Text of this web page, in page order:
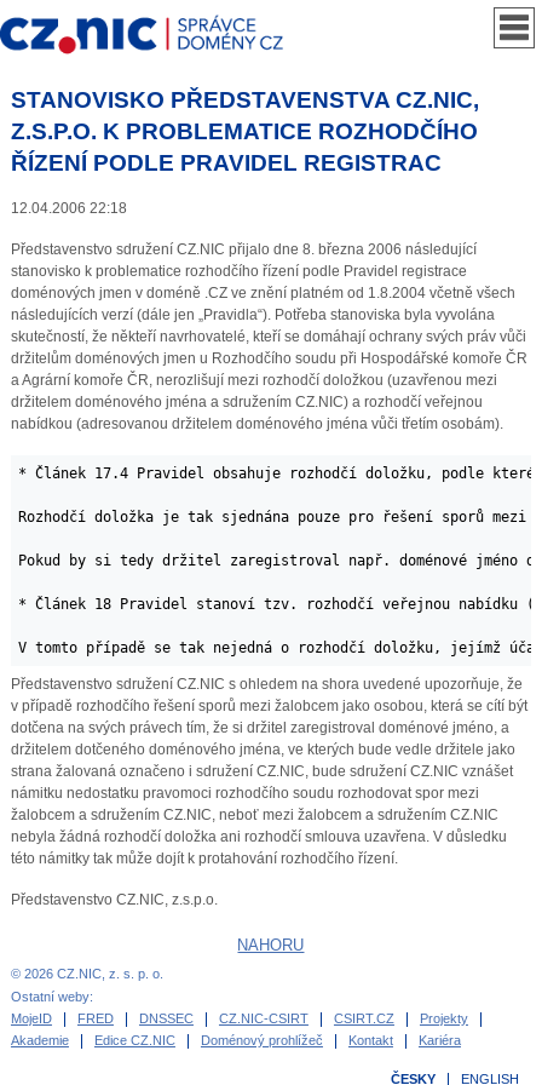
STANOVISKO PŘEDSTAVENSTVA CZ.NIC,
Z.S.P.O. K PROBLEMATICE ROZHODČÍHO
ŘÍZENÍ PODLE PRAVIDEL REGISTRAC
12.04.2006 22:18
Představenstvo sdružení CZ.NIC přijalo dne 8. března 2006 následující
stanovisko k problematice rozhodčího řízení podle Pravidel registrace
doménových jmen v doméně .CZ ve znění platném od 1.8.2004 včetně všech
následujících verzí (dále jen „Pravidla“). Potřeba stanoviska byla vyvolána
skutečností, že někteří navrhovatelé, kteří se domáhají ochrany svých práv vůči
držitelům doménových jmen u Rozhodčího soudu při Hospodářské komoře ČR
a Agrární komoře ČR, nerozlišují mezi rozhodčí doložkou (uzavřenou mezi
držitelem doménového jména a sdružením CZ.NIC) a rozhodčí veřejnou
nabídkou (adresovanou držitelem doménového jména vůči třetím osobám).
* Článek 17.4 Pravidel obsahuje rozhodčí doložku, podle které
Rozhodčí doložka je tak sjednána pouze pro řešení sporů mezi
Pokud by si tedy držitel zaregistroval např. doménové
* Článek 18 Pravidel stanoví tzv. rozhodčí veřejnou nabídku
Představenstvo sdružení CZ.NIC s ohledem na shora uvedené upozorňuje, že
v případě rozhodčího řešení sporů mezi žalobcem jako osobou, která se cítí být
dotčena na svých právech tím, že si držitel zaregistroval doménové jméno, a
držitelem dotčeného doménového jména, ve kterých bude vedle držitele jako
strana žalovaná označeno i sdružení CZ.NIC, bude sdružení CZ.NIC vznášet
námitku nedostatku pravomoci rozhodčího soudu rozhodovat spor mezi
žalobcem a sdružením CZ.NIC, neboť mezi žalobcem a sdružením CZ.NIC
nebyla žádná rozhodčí doložka ani rozhodčí smlouva uzavřena. V důsledku
této námitky tak může dojít k protahování rozhodčího řízení.
Představenstvo CZ.NIC, z.s.p.o.
NAHORU
© 2026 CZ.NIC, z. s. p. o.
Ostatní weby:
MojeID
FRED DNSSEC CZ.NIC-CSIRT CSIRT.CZ
Projekty
Akademie
Edice CZ.NIC Doménový prohlížeč Kontakt Kariéra
ČESKY ENGLISH